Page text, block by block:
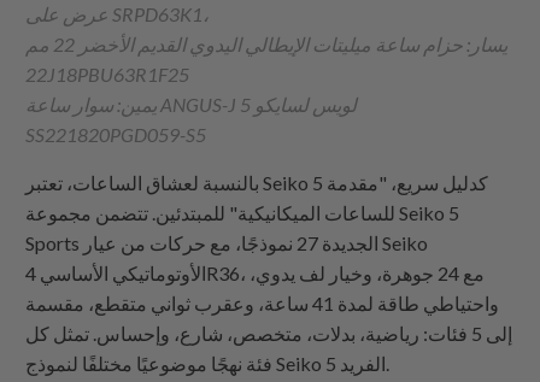
عرض على SRPD63K1،
يسار: حزام ساعة ميليتات الإيطالي اليدوي القديم الأخضر 22 مم
22J18PBU63R1F25
يمين: سوار ساعة ANGUS-J لويس لسايكو 5
SS221820PGD059-S5
بالنسبة لعشاق الساعات، تعتبر Seiko 5 كدليل سريع، "مقدمة
للساعات الميكانيكية" للمبتدئين. تتضمن مجموعة Seiko 5
Sports الجديدة 27 نموذجًا، مع حركات من عيار Seiko
الأوتوماتيكي الأساسي 4R36، مع 24 جوهرة، وخيار لف يدوي،
واحتياطي طاقة لمدة 41 ساعة، وعقرب ثواني متقطع، مقسمة
إلى 5 فئات: رياضية، بدلات، متخصص، شارع، وإحساس. تمثل كل
فئة نهجًا موضوعيًا مختلفًا لنموذج Seiko 5 الفريد.